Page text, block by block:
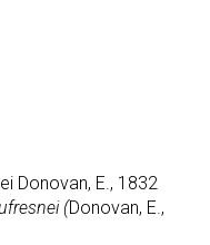
Donovan, E., 1832
(Donovan, E.,